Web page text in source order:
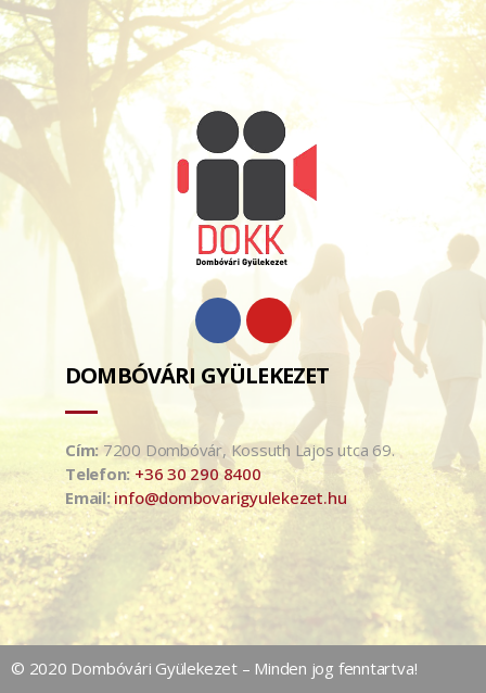
DOMBÓVÁRI GYÜLEKEZET
Cím: 7200 Dombóvár, Kossuth Lajos utca 69.
Telefon: +36 30 290 8400
Email: info@dombovarigyulekezet.hu
© 2020 Dombóvári Gyülekezet – Minden jog fenntartva!